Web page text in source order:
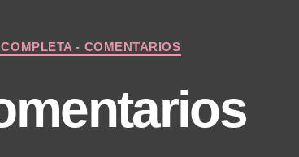
Categories - COMENTARIOS